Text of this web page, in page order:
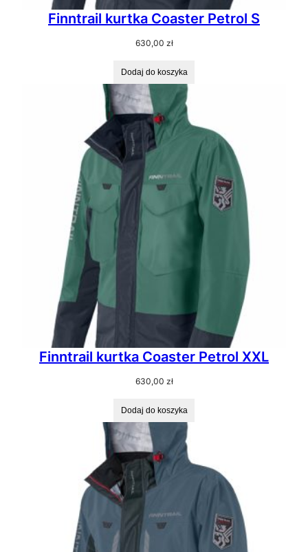
Finntrail kurtka Coaster Petrol S
630,00 zł
Dodaj do koszyka
Finntrail kurtka Coaster Petrol XXL
630,00 zł
Dodaj do koszyka